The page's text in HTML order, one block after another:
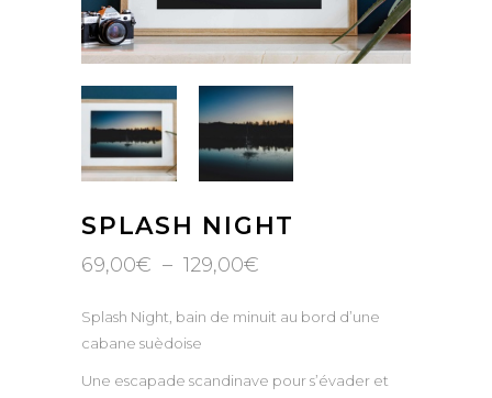
SPLASH NIGHT
69,00€ – 129,00€
69,00€
Splash Night, bain de minuit au bord d’une
cabane suèdoise
Une escapade scandinave pour s’évader et